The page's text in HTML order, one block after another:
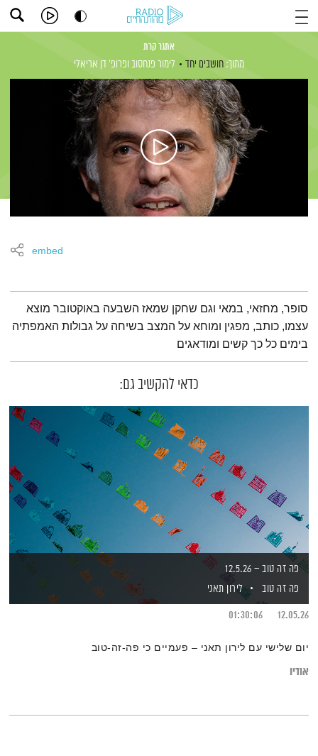
אתגר קרת
מתוך: חושבים יחד לימור פנחסוב ופרופ' דן אריאלי
embed
תמצית הפודקאסט
סופר, מחזאי, במאי וגם שחקן שמאז השבעה באוקטובר מוצא
עצמו, כותב, מפגין ומוחא על המצב בשיחה על גבולות האמפתיה
בימים כל כך קשים ומודאגים
כדאי להקשיב גם:
פה זה טוב – 12.5.26
פה זה טוב
לירון תאני
12.05.26
01:30:06
יום שלישי עם לירון תאני – פעמיים כי פה-זה-טוב
אודיו